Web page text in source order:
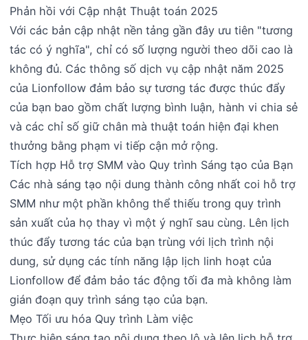
Phản hồi với Cập nhật Thuật toán 2025
Với các bản cập nhật nền tảng gần đây ưu tiên "tương
tác có ý nghĩa", chỉ có số lượng người theo dõi cao là
không đủ. Các thông số dịch vụ cập nhật năm 2025
của Lionfollow đảm bảo sự tương tác được thúc đẩy
của bạn bao gồm chất lượng bình luận, hành vi chia sẻ
và các chỉ số giữ chân mà thuật toán hiện đại khen
thưởng bằng phạm vi tiếp cận mở rộng.
Tích hợp Hỗ trợ SMM vào Quy trình Sáng tạo của Bạn
Các nhà sáng tạo nội dung thành công nhất coi hỗ trợ
SMM như một phần không thể thiếu trong quy trình
sản xuất của họ thay vì một ý nghĩ sau cùng. Lên lịch
thúc đẩy tương tác của bạn trùng với lịch trình nội
dung, sử dụng các tính năng lập lịch linh hoạt của
Lionfollow để đảm bảo tác động tối đa mà không làm
gián đoạn quy trình sáng tạo của bạn.
Mẹo Tối ưu hóa Quy trình Làm việc